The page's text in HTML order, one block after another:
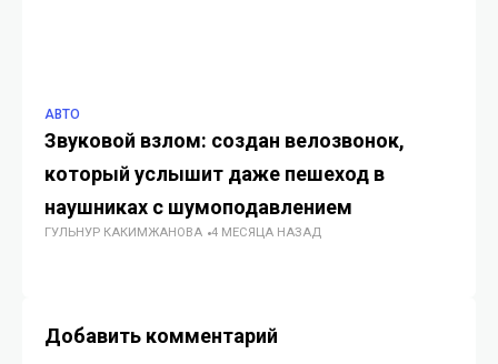
АВТО
Звуковой взлом: создан велозвонок,
который услышит даже пешеход в
наушниках с шумоподавлением
ГУЛЬНУР КАКИМЖАНОВА 4 МЕСЯЦА НАЗАД
Добавить комментарий